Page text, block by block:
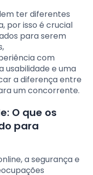
ter diferentes
por isso é crucial
para serem
com
usabilidade e uma
a diferença entre
um concorrente.
O que os
para
a segurança e